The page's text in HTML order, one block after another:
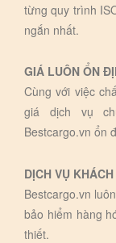
từng quy trình
ngắn nhất.
GIÁ LUÔN ỔN
Cùng với việc
giá dịch vụ
Bestcargo.vn ổn
DỊCH VỤ
Bestcargo.vn
bảo hiểm hàng
thiết.